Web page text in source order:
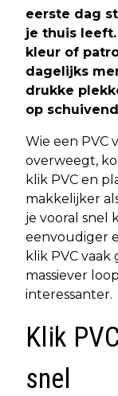
eerste dag
je thuis
kleur of
dagelijks
drukke
op
Wie een PVC
overweegt,
klik PVC en
makkelijker
je vooral snel
eenvoudiger
klik PVC
massiever
interessanter.
Klik
snel